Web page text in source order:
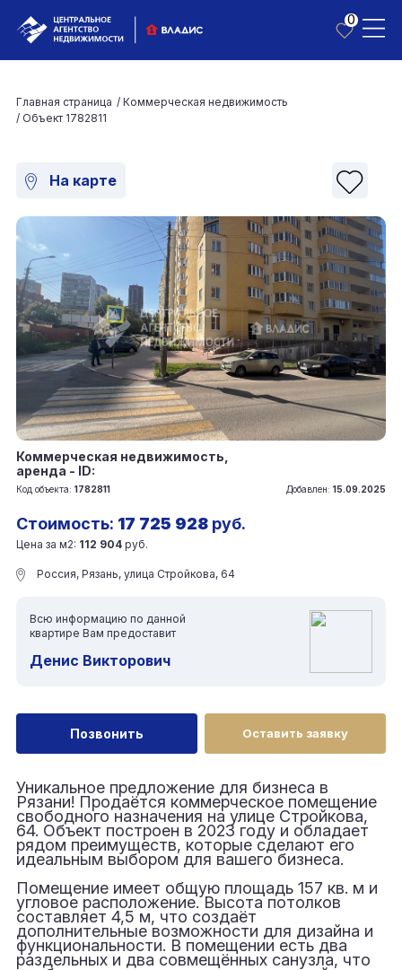
0
Главная страница / Коммерческая недвижимость
/ Объект 1782811
На карте
Коммерческая недвижимость,
аренда - ID:
Код объекта: 1782811 Добавлен: 15.09.2025
Стоимость: 17 725 928 руб.
Цена за м2: 112 904 руб.
Россия, Рязань, улица Стройкова, 64
Всю информацию по данной
квартире Вам предоставит
Денис Викторович
Позвонить Оставить заявку
Уникальное предложение для бизнеса в
Рязани! Продаётся коммерческое помещение
свободного назначения на улице Стройкова,
64. Объект построен в 2023 году и обладает
рядом преимуществ, которые сделают его
идеальным выбором для вашего бизнеса.
Помещение имеет общую площадь 157 кв. м и
угловое расположение. Высота потолков
составляет 4,5 м, что создаёт
дополнительные возможности для дизайна и
функциональности. В помещении есть два
раздельных и два совмещённых санузла, что